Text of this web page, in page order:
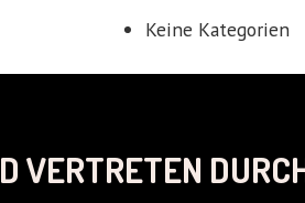
Keine Kategorien
VERTRETEN